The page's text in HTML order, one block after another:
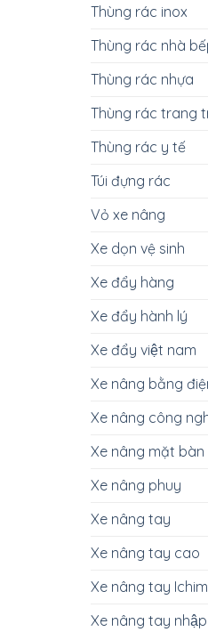
Thùng rác inox
Thùng rác nhà
Thùng rác nhựa
Thùng rác trang
Thùng rác y tế
Túi đựng rác
Vỏ xe nâng
Xe dọn vệ sinh
Xe đẩy hàng
Xe đẩy hành lý
Xe đẩy việt nam
Xe nâng bằng
Xe nâng công
Xe nâng mặt bàn
Xe nâng phuy
Xe nâng tay
Xe nâng tay cao
Xe nâng tay
Xe nâng tay